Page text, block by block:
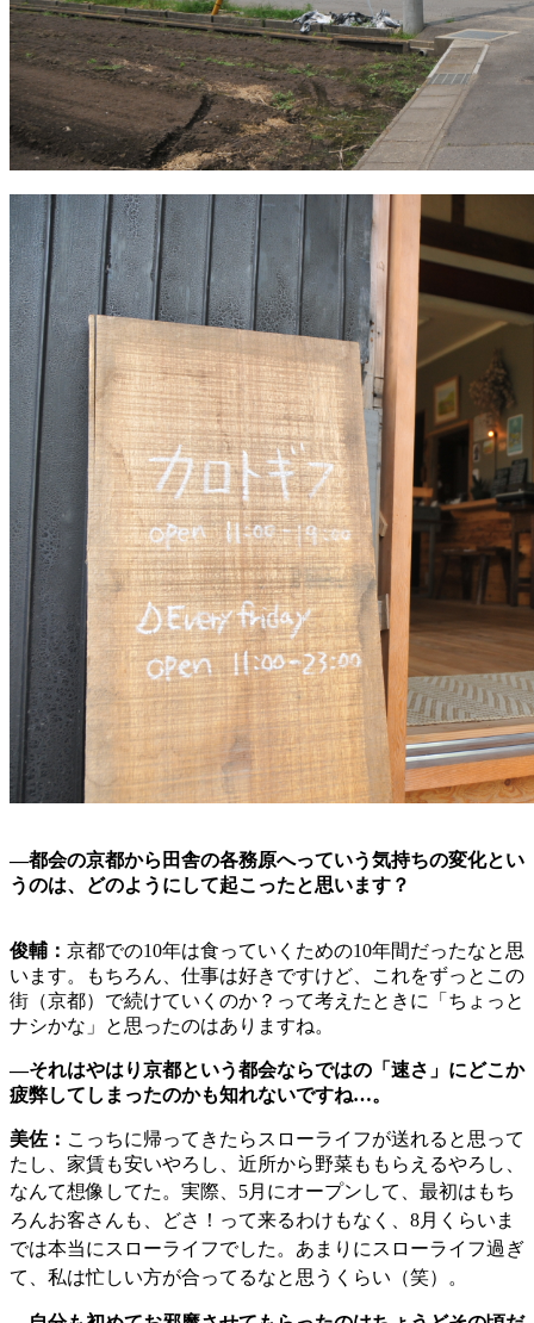
―都会の京都から田舎の各務原へっていう気持ちの変化とい
うのは、どのようにして起こったと思います？
俊輔： 京都での10年は食っていくための10年間だったなと思
います。もちろん、仕事は好きですけど、これをずっとこの
街（京都）で続けていくのか？って考えたときに「ちょっと
ナシかな」と思ったのはありますね。
―それはやはり京都という都会ならではの「速さ」にどこか
疲弊してしまったのかも知れないですね…。
美佐： こっちに帰ってきたらスローライフが送れると思って
たし、家賃も安いやろし、近所から野菜ももらえるやろし、
なんて想像してた。実際、 5月にオープンして、最初はもち
ろんお客さんも、どさ！って来るわけもなく、8月くらいま
では本当にスローライフでした。あまりにスローライフ過ぎ
て、私は忙しい方が合ってるなと思うくらい（笑）。